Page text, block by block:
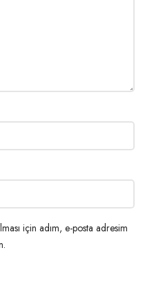
için adım, e-posta adresim